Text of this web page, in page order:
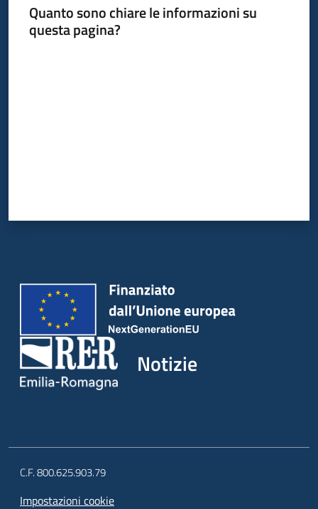
Quanto sono chiare le informazioni su
questa pagina?
Notizie
C.F. 800.625.903.79
Impostazioni cookie